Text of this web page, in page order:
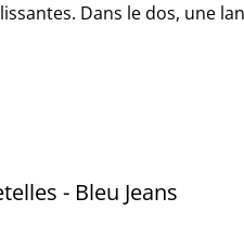
Dans le dos, une
- Bleu Jeans